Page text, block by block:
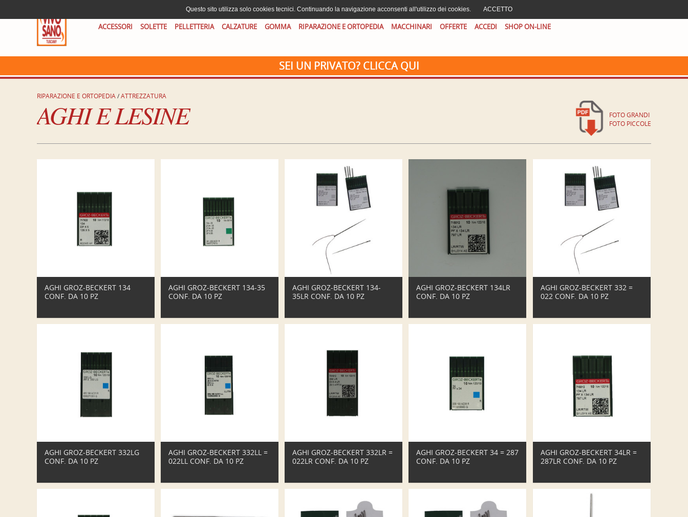
AREA CLIENTI
ACCESSORI SOLETTE PELLETTERIA CALZATURE GOMMA RIPARAZIONE E ORTOPEDIA MACCHINARI OFFERTE ACCEDI SHOP ON-LINE
SEI UN PRIVATO? CLICCA QUI
RIPARAZIONE E ORTOPEDIA/ATTREZZATURA
AGHI E LESINE
FOTO GRANDI
FOTO PICCOLE
AGHI GROZ-BECKERT 134
CONF. DA 10 PZ
AGHI GROZ-BECKERT 134-35
CONF. DA 10 PZ
AGHI GROZ-BECKERT 134-
35LR CONF. DA 10 PZ
AGHI GROZ-BECKERT 134LR
CONF. DA 10 PZ
AGHI GROZ-BECKERT 332 =
022 CONF. DA 10 PZ
AGHI GROZ-BECKERT 332LG
CONF. DA 10 PZ
AGHI GROZ-BECKERT 332LL =
022LL CONF. DA 10 PZ
AGHI GROZ-BECKERT 332LR =
022LR CONF. DA 10 PZ
AGHI GROZ-BECKERT 34 = 287
CONF. DA 10 PZ
AGHI GROZ-BECKERT 34LR =
287LR CONF. DA 10 PZ
Questo sito utilizza solo cookies tecnici. Continuando la navigazione acconsenti all'utilizzo dei cookies. ACCETTO